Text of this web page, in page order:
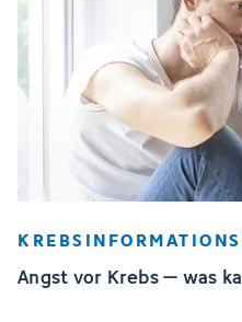
Angst vor Krebs – was